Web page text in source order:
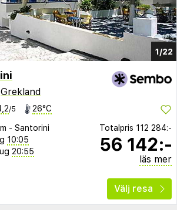
1/22
Grekland
/5 26°C
- Santorini
10:05
20:55
Totalpris 112 284:-
56 142:-
läs mer
Välj resa